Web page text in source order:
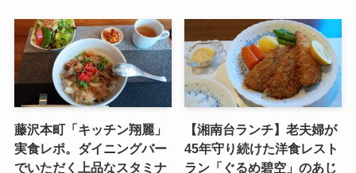
藤沢本町「キッチン翔麗」
実食レポ。ダイニングバー
でいただく上品なスタミナ
【湘南台ランチ】老夫婦が
45年守り続けた洋食レスト
ラン「ぐるめ碧空」のあじ